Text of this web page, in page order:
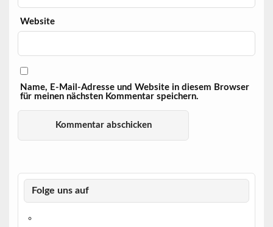
Website
Name, E-Mail-Adresse und Website in diesem Browser
für meinen nächsten Kommentar speichern.
Folge uns auf